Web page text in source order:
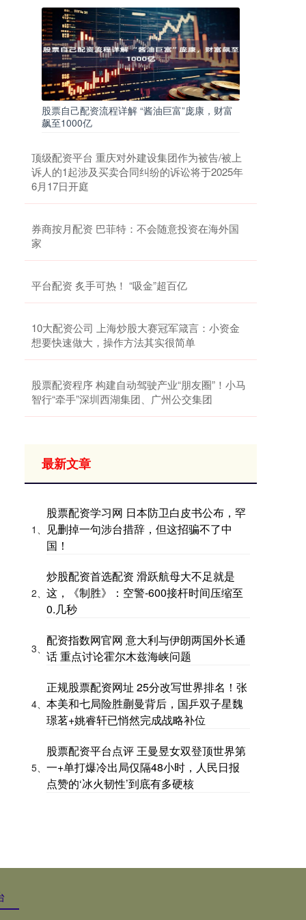
股票自己配资流程详解 “酱油巨富”庞康，财富
飙至1000亿
顶级配资平台 重庆对外建设集团作为被告/被上
诉人的1起涉及买卖合同纠纷的诉讼将于2025年
6月17日开庭
券商按月配资 巴菲特：不会随意投资在海外国
家
平台配资 炙手可热！ “吸金”超百亿
10大配资公司 上海炒股大赛冠军箴言：小资金
想要快速做大，操作方法其实很简单
股票配资程序 构建自动驾驶产业“朋友圈”！小马
智行“牵手”深圳西湖集团、广州公交集团
最新文章
1、
股票配资学习网 日本防卫白皮书公布，罕
见删掉一句涉台措辞，但这招骗不了中
国！
2、
炒股配资首选配资 滑跃航母大不足就是
这，《制胜》：空警-600接杆时间压缩至
0.几秒
3、
配资指数网官网 意大利与伊朗两国外长通
话 重点讨论霍尔木兹海峡问题
4、
正规股票配资网址 25分改写世界排名！张
本美和七局险胜蒯曼背后，国乒双子星魏
璟茗+姚睿轩已悄然完成战略补位
5、
股票配资平台点评 王曼昱女双登顶世界第
一+单打爆冷出局仅隔48小时，人民日报
点赞的‘冰火韧性’到底有多硬核